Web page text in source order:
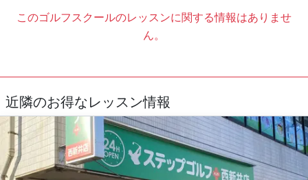
このゴルフスクールのレッスンに関する情報はありませ
ん。
近隣のお得なレッスン情報